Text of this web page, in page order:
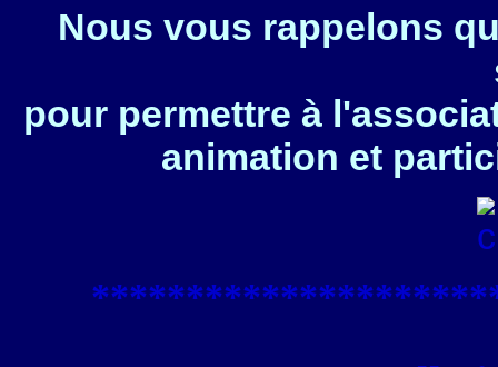
Nous vous rappelons
pour permettre à
animation et
****************